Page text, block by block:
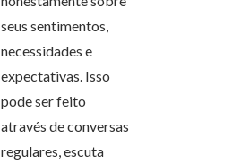
seus sentimentos,
necessidades e
expectativas. Isso
pode ser feito
através de conversas
regulares, escuta